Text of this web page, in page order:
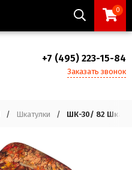
0
+7 (495) 223-15-84
Заказать звонок
/ Шкатулки / ШК-30/ 82